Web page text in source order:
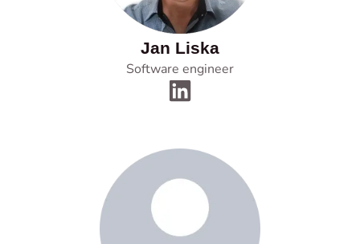
Jan Liska
Software engineer